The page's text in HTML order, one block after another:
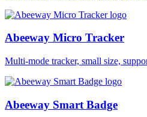
Abeeway Micro Tracker
Multi-mode tracker, small size,
Abeeway Smart Badge